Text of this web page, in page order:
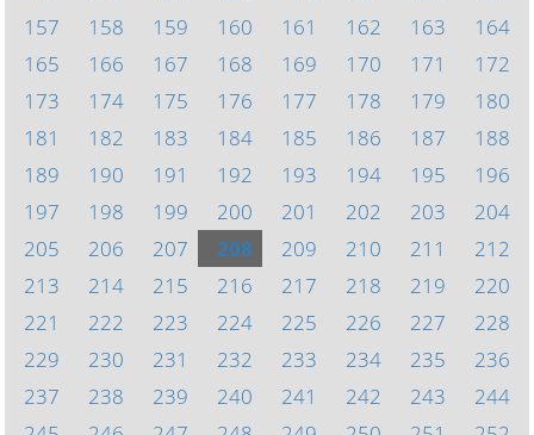
157
158 159 160 161 162 163
164
165
166 167 168 169 170 171
172
173
174 175 176 177 178 179
180
181
182 183 184 185 186 187
188
189
190 191 192 193 194 195
196
197
198 199 200 201 202 203
204
205
206 207 208 209 210 211
212
213
214 215 216 217 218 219
220
221
222 223 224 225 226 227
228
229
230 231 232 233 234 235
236
237
238 239 240 241 242 243
244